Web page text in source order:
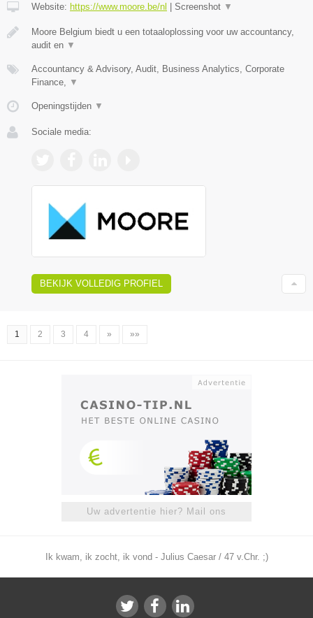
Website: https://www.moore.be/nl | Screenshot ▼
Moore Belgium biedt u een totaaloplossing voor uw accountancy,
audit en ▼
Accountancy & Advisory, Audit, Business Analytics, Corporate
Finance,
▼
Openingstijden ▼
Sociale media:
BEKIJK VOLLEDIG PROFIEL
1 2 3 4 » »»
Uw advertentie hier? Mail ons
Ik kwam, ik zocht, ik vond - Julius Caesar / 47 v.Chr. ;)